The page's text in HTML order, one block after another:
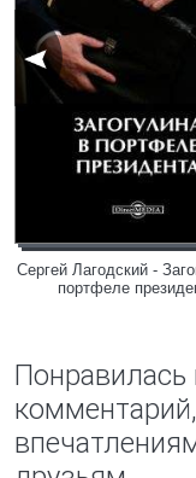
Сергей Лагодский -
портфеле
Понравилась